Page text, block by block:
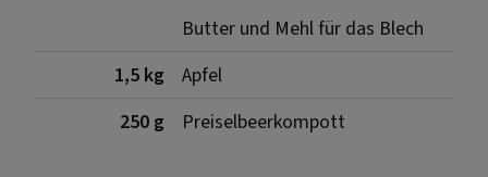
Butter und Mehl für das Blech
1,5 kg
Apfel
250 g
Preiselbeerkompott